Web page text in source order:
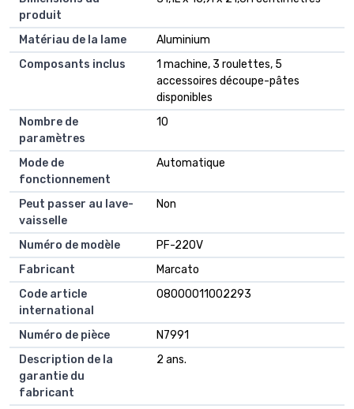
produit
Matériau de la lame
Aluminium
Composants inclus
1 machine, 3 roulettes, 5
accessoires découpe-pâtes
disponibles
Nombre de
paramètres
10
Mode de
fonctionnement
Automatique
Peut passer au lave-
vaisselle
Non
Numéro de modèle
PF-220V
Fabricant
Marcato
Code article
international
08000011002293
Numéro de pièce
N7991
Description de la
garantie du
fabricant
2 ans.